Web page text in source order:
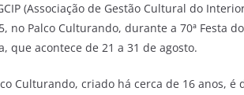
(Associação de Gestão Cultural do
no Palco Culturando, durante a 70ª Festa
que acontece de 21 a 31 de agosto.
Culturando, criado há cerca de 16 anos,